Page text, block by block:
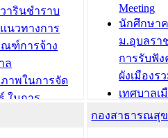
8 แก่บุคคลที่
บียนบ้าน
ชาติไทยได้รับ
ะเมินผลการ
ก/กอง/
เล็ก/สถานธนา
บทความ อื่นๆ ...
ารินชำราบ
นวทางการ
ณฑ์การจ้าง
ล
าพในการจัด
ในการ
ประจำปี พ.ศ.
Meeting
นักศึกษา
ม.อุบลรา
การรับฟั
ผังเมืองร
เทศบาลเ
โครงการ
กองสาธารณสุ